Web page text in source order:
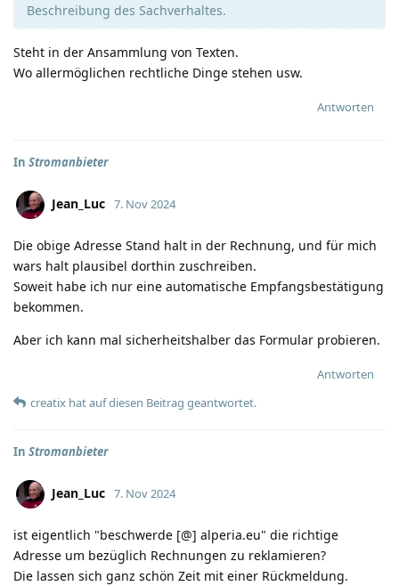
Beschreibung des Sachverhaltes.
Steht in der Ansammlung von Texten.
Wo allermöglichen rechtliche Dinge stehen usw.
Antworten
In Stromanbieter
Jean_Luc 7. Nov 2024
Die obige Adresse Stand halt in der Rechnung, und für mich
wars halt plausibel dorthin zuschreiben.
Soweit habe ich nur eine automatische Empfangsbestätigung
bekommen.
Aber ich kann mal sicherheitshalber das Formular probieren.
Antworten
creatix hatauf diesen Beitrag geantwortet.
In Stromanbieter
Jean_Luc 7. Nov 2024
ist eigentlich "beschwerde [@] alperia.eu" die richtige
Adresse um bezüglich Rechnungen zu reklamieren?
Die lassen sich ganz schön Zeit mit einer Rückmeldung.